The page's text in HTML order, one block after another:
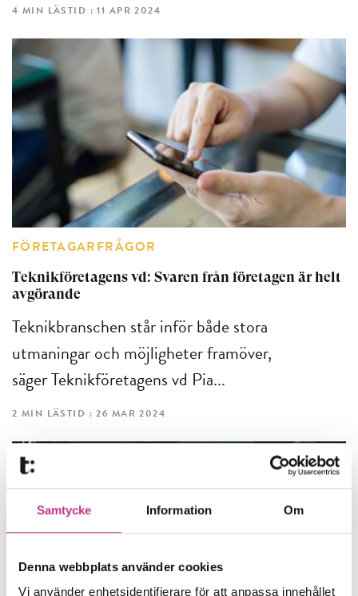
Samtycke Information Om
Denna webbplats använder cookies
Vi använder enhetsidentifierare för att anpassa innehållet
4 MIN LÄSTID : 11 APR 2024
FÖRETAGARFRÅGOR
Teknikföretagens vd: Svaren från företagen är helt
avgörande
Teknikbranschen står inför både stora
utmaningar och möjligheter framöver,
säger Teknikföretagens vd Pia...
2 MIN LÄSTID : 26 MAR 2024